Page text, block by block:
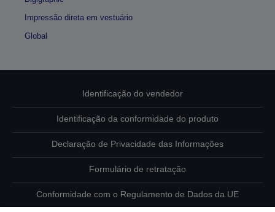
Impressão direta em vestuário
Global
Identificação do vendedor
Identificação da conformidade do produto
Declaração de Privacidade das Informações
Formulário de retratação
Conformidade com o Regulamento de Dados da UE